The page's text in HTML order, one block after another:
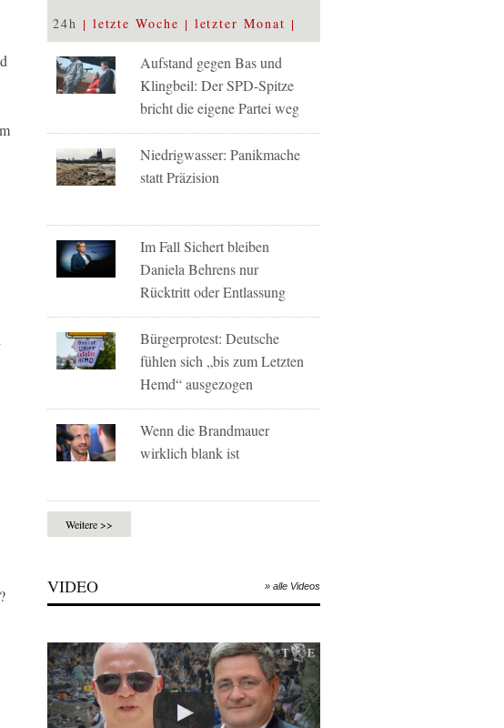
24h letzte Woche letzter Monat
Aufstand gegen Bas und
Klingbeil: Der SPD-Spitze
bricht die eigene Partei weg
Niedrigwasser: Panikmache
statt Präzision
Im Fall Sichert bleiben
Daniela Behrens nur
Rücktritt oder Entlassung
Bürgerprotest: Deutsche
fühlen sich „bis zum Letzten
Hemd“ ausgezogen
Wenn die Brandmauer
wirklich blank ist
Weitere >>
VIDEO » alle Videos